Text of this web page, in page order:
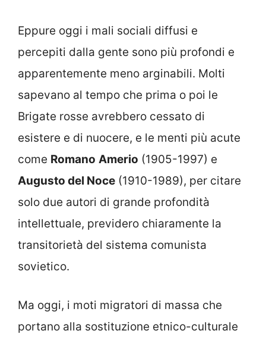
Eppure oggi i mali sociali diffusi e
percepiti dalla gente sono più profondi e
apparentemente meno arginabili. Molti
sapevano al tempo che prima o poi le
Brigate rosse avrebbero cessato di
esistere e di nuocere, e le menti più acute
come Romano Amerio (1905-1997) e
Augusto del Noce (1910-1989), per citare
solo due autori di grande profondità
intellettuale, previdero chiaramente la
transitorietà del sistema comunista
sovietico.
Ma oggi, i moti migratori di massa che
portano alla sostituzione etnico-culturale